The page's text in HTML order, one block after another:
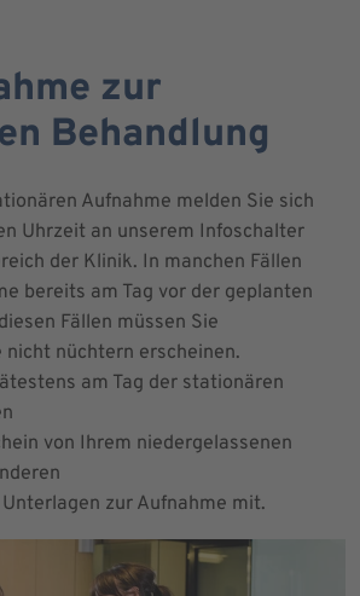
zur
Behandlung
Aufnahme melden Sie sich
Uhrzeit an unserem Infoschalter
der Klinik. In manchen Fällen
bereits am Tag vor der geplanten
Fällen müssen Sie
nicht nüchtern erscheinen.
am Tag der stationären
von Ihrem niedergelassenen
zur Aufnahme mit.